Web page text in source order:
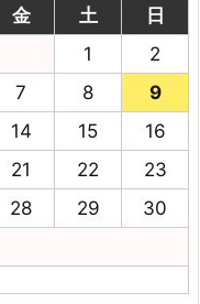
金 土
日
1
2
7 8
9
14 15
16
21 22
23
28 29
30